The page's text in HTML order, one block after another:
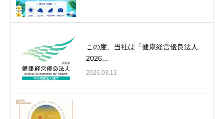
この度、当社は「健康経営優良法人
2026...
2026.03.13